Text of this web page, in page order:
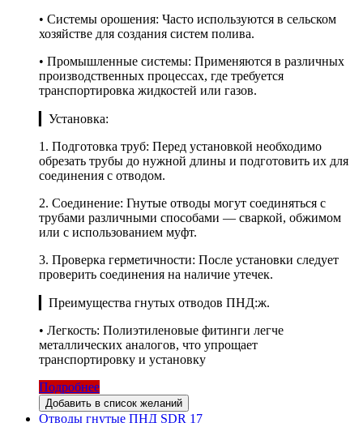
• Системы орошения: Часто используются в сельском
хозяйстве для создания систем полива.
• Промышленные системы: Применяются в различных
производственных процессах, где требуется
транспортировка жидкостей или газов.
▎Установка:
1. Подготовка труб: Перед установкой необходимо
обрезать трубы до нужной длины и подготовить их для
соединения с отводом.
2. Соединение: Гнутые отводы могут соединяться с
трубами различными способами — сваркой, обжимом
или с использованием муфт.
3. Проверка герметичности: После установки следует
проверить соединения на наличие утечек.
▎Преимущества гнутых отводов ПНД:ж.
• Легкость: Полиэтиленовые фитинги легче
металлических аналогов, что упрощает
транспортировку и установку
Подробнее
Добавить в список желаний
Отводы гнутые ПНД SDR 17